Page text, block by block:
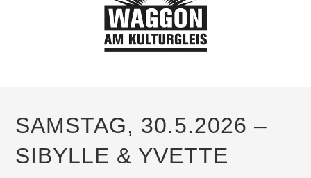
SAMSTAG, 30.5.2026 –
SIBYLLE & YVETTE